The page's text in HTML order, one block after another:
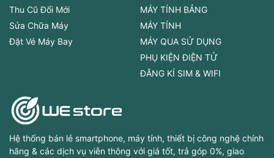
Thu Cũ Đổi Mới
Sửa Chữa Máy
Đặt Vé Máy Bay
MÁY TÍNH BẢNG
MÁY TÍNH
MÁY QUA SỬ DỤNG
PHỤ KIỆN ĐIỆN TỬ
ĐĂNG KÍ SIM & WIFI
Hệ thống bán lẻ smartphone, máy tính, thiết bị công nghệ chính
hãng & các dịch vụ viễn thông với giá tốt, trả góp 0%, giao